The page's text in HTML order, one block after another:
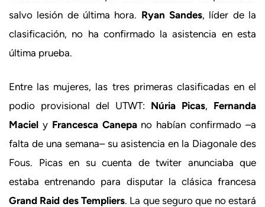
salvo lesión de última hora. Ryan Sandes, líder de la
clasificación, no ha confirmado la asistencia en esta
última prueba.
Entre las mujeres, las tres primeras clasificadas en el
podio provisional del UTWT: Núria Picas, Fernanda
Maciel y Francesca Canepano habían confirmado –a
falta de una semana– su asistencia en la Diagonale des
Fous. Picas en su cuenta de twiter anunciaba que
estaba entrenando para disputar la clásica francesa
Grand Raid des Templiers. La que seguro que no estará